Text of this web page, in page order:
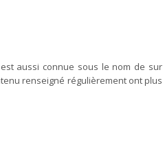
aussi connue sous le nom de sur
renseigné régulièrement ont plus